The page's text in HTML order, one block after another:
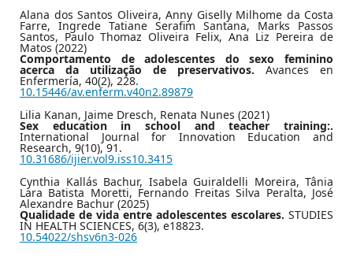
Alana dos Santos Oliveira, Anny Giselly Milhome da Costa
Farre, Ingrede Tatiane Serafim Santana, Marks Passos
Santos, Paulo Thomaz Oliveira Felix, Ana Liz Pereira de
Matos (2022)
Comportamento de adolescentes do sexo feminino
acerca da utilização de preservativos. Avances en
Enfermería, 40(2), 228.
10.15446/av.enferm.v40n2.89879
Lilia Kanan, Jaime Dresch, Renata Nunes (2021)
Sex education in school and teacher training:.
International Journal for Innovation Education and
Research, 9(10),91.
10.31686/ijier.vol9.iss10.3415
Cynthia Kallás Bachur, Isabela Guiraldelli Moreira, Tânia
Lara Batista Moretti, Fernando Freitas Silva Peralta, José
Alexandre Bachur (2025)
Qualidade de vida entre adolescentes escolares. STUDIES
IN HEALTH SCIENCES, 6(3), e18823.
10.54022/shsv6n3-026